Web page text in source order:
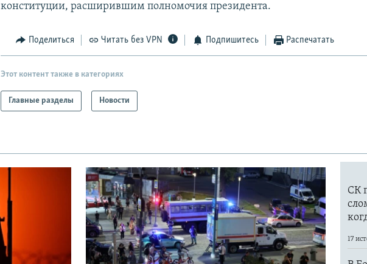
конституции, расширившим полномочия президента.
Поделиться Читать без VPN Подпишитесь Распечатать
Этот контент также в категориях
Главные разделы Новости